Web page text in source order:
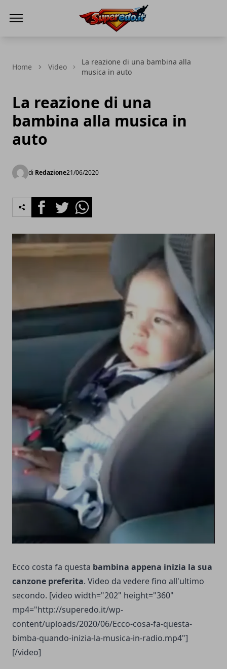
Home Video
La reazione di una bambina alla
musica in auto
La reazione di una
bambina alla musica in
auto
di Redazione21/06/2020
FacebookTwitterWhatsapp
Ecco costa fa questa bambina appena inizia la sua
canzone preferita. Video da vedere fino all'ultimo
secondo. [video width="202" height="360"
mp4="http://superedo.it/wp-
content/uploads/2020/06/Ecco-cosa-fa-questa-
bimba-quando-inizia-la-musica-in-radio.mp4"]
[/video]